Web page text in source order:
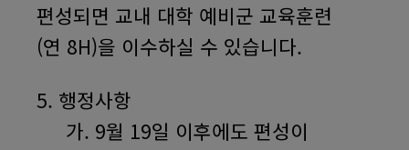
편성되면 교내 대학 예비군 교육훈련
(연 8H)을 이수하실 수 있습니다.
5. 행정사항
가. 9월 19일 이후에도 편성이